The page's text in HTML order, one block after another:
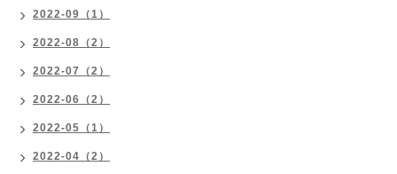
2022-09（1）
2022-08（2）
2022-07（2）
2022-06（2）
2022-05（1）
2022-04（2）